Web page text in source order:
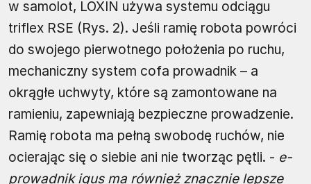
w samolot, LOXIN używa systemu odciągu
triflex RSE (Rys. 2). Jeśli ramię robota powróci
do swojego pierwotnego położenia po ruchu,
mechaniczny system cofa prowadnik – a
okrągłe uchwyty, które są zamontowane na
ramieniu, zapewniają bezpieczne prowadzenie.
Ramię robota ma pełną swobodę ruchów, nie
ocierając się o siebie ani nie tworząc pętli. - e-
prowadnik igus ma również znacznie lepsze